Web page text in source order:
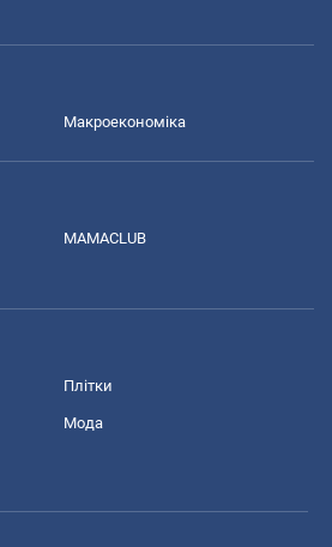
Макроекономіка
MAMACLUB
Плітки
Мода